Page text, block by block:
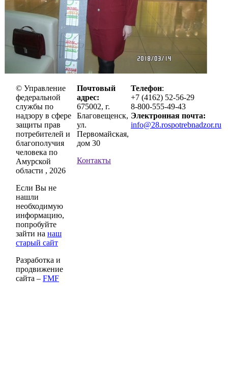
© Управление
федеральной
службы по
надзору в сфере
защиты прав
потребителей и
благополучия
человека по
Амурской
области , 2026
Если Вы не
нашли
необходимую
информацию,
попробуйте
зайти на наш
старый сайт
Разработка и
продвижение
сайта – FMF
Почтовый
адрес:
675002, г.
Благовещенск,
ул.
Первомайская,
дом 30
Контакты
Телефон:
+7 (4162) 52-56-29
8-800-555-49-43
Электронная почта:
info@28.rospotrebnadzor.ru